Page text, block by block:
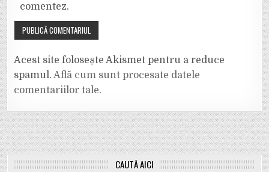
comentez.
Acest site folosește Akismet pentru a reduce
spamul.Află cum sunt procesate datele
comentariilor tale.
CAUTĂ AICI